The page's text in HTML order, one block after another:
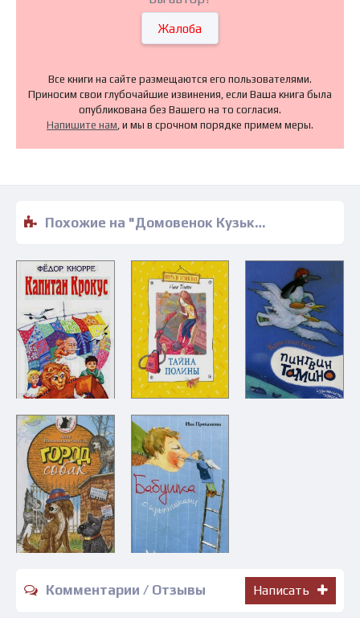
Жалоба
Все книги на сайте размещаются его пользователями.
Приносим свои глубочайшие извинения, если Ваша книга была
опубликована без Вашего на то согласия.
Напишите нам, и мы в срочном порядке примем меры.
Похожие на "Домовенок Кузька и враг-невидимка - Галина Александрова" книги читать бесплатно полные версии
Комментарии / Отзывы Написать